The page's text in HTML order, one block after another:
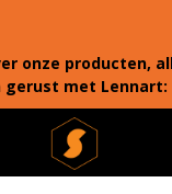
onze producten,
met Lennart: